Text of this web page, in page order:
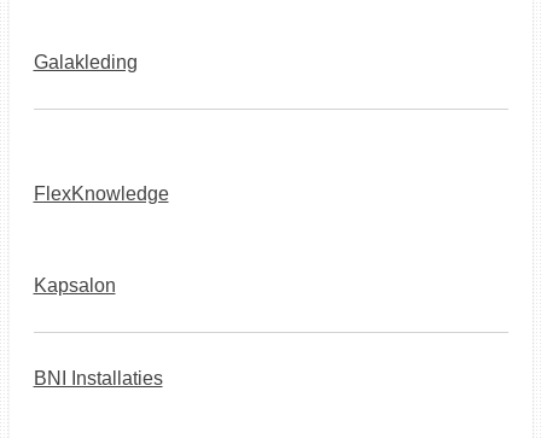
Galakleding
FlexKnowledge
Kapsalon
BNI Installaties